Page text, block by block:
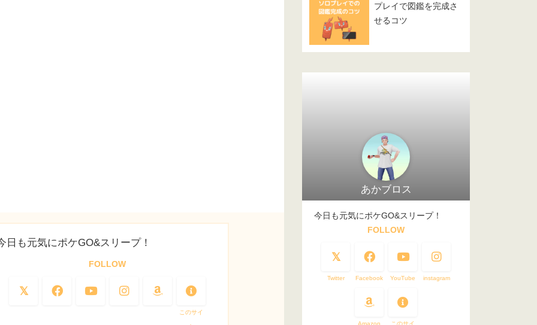
日も元気にポケGO&スリープ！
FOLLOW
このサイ
プレイで図鑑を完成さ
せるコツ
あかブロス
今日も元気にポケGO&スリープ！
FOLLOW
Twitter Facebook YouTube instagram
Amazon このサイ